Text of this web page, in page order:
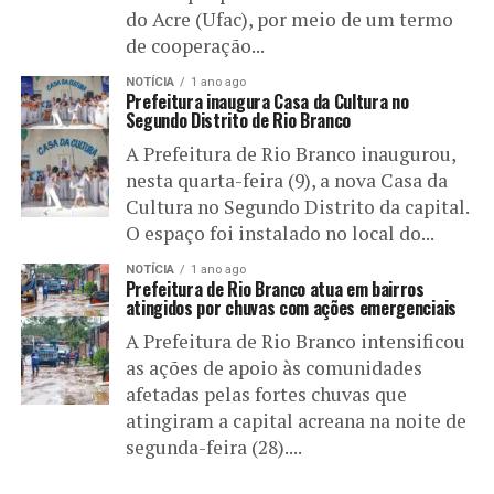
do Acre (Ufac), por meio de um termo
de cooperação...
NOTÍCIA 1 ano ago
Prefeitura inaugura Casa da Cultura no
Segundo Distrito de Rio Branco
A Prefeitura de Rio Branco inaugurou,
nesta quarta-feira (9), a nova Casa da
Cultura no Segundo Distrito da capital.
O espaço foi instalado no local do...
NOTÍCIA 1 ano ago
Prefeitura de Rio Branco atua em bairros
atingidos por chuvas com ações emergenciais
A Prefeitura de Rio Branco intensificou
as ações de apoio às comunidades
afetadas pelas fortes chuvas que
atingiram a capital acreana na noite de
segunda-feira (28)....